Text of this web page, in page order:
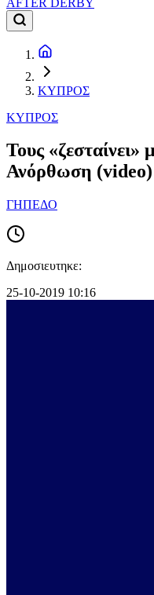
ΚΥΠΡΟΣ
ΚΥΠΡΟΣ
Τους
Ανόρθωση (video)
ΓΗΠΕΔΟ
Δημοσιευτηκε:
25-10-2019 10:16